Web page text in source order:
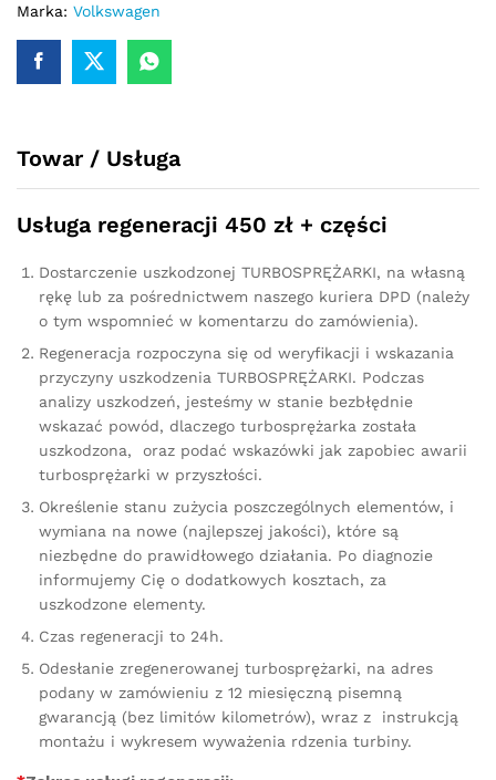
IV
TDI
101KM
Marka: Volkswagen
Towar / Usługa
Usługa regeneracji 450 zł + części
Dostarczenie uszkodzonej TURBOSPRĘŻARKI, na własną
rękę lub za pośrednictwem naszego kuriera DPD (należy
o tym wspomnieć w komentarzu do zamówienia).
Regeneracja rozpoczyna się od weryfikacji i wskazania
przyczyny uszkodzenia TURBOSPRĘŻARKI. Podczas
analizy uszkodzeń, jesteśmy w stanie bezbłędnie
wskazać powód, dlaczego turbosprężarka została
uszkodzona, oraz podać wskazówki jak zapobiec awarii
turbosprężarki w przyszłości.
Określenie stanu zużycia poszczególnych elementów, i
wymiana na nowe (najlepszej jakości), które są
niezbędne do prawidłowego działania. Po diagnozie
informujemy Cię o dodatkowych kosztach, za
uszkodzone elementy.
Czas regeneracji to 24h.
Odesłanie zregenerowanej turbosprężarki, na adres
podany w zamówieniu z 12 miesięczną pisemną
gwarancją (bez limitów kilometrów), wraz z instrukcją
montażu i wykresem wyważenia rdzenia turbiny.